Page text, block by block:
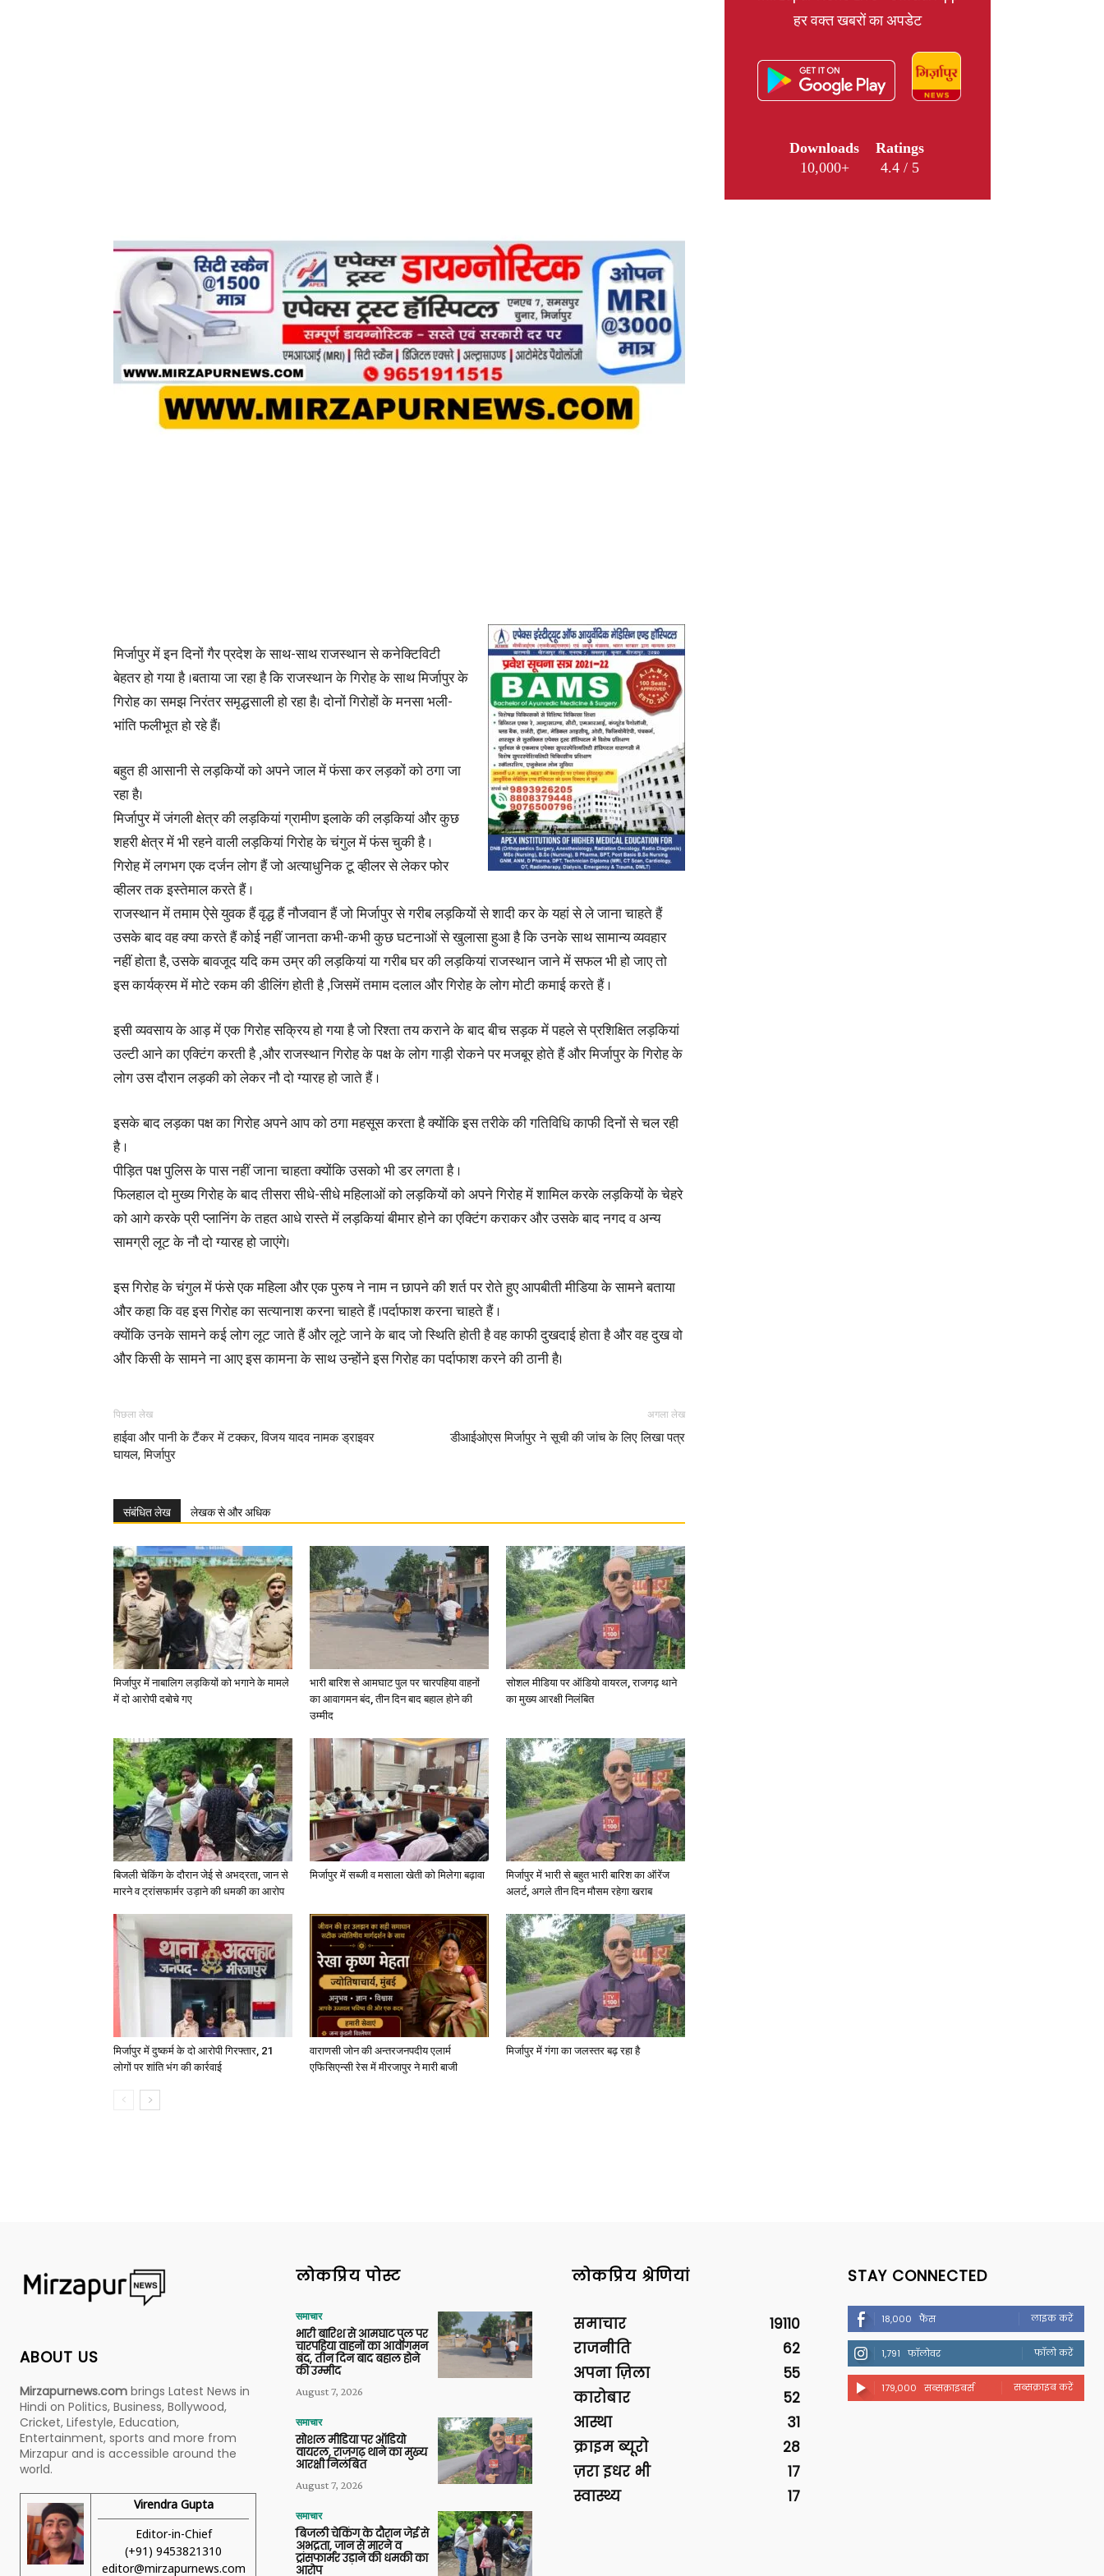
News
in
Today
Hindi
News
Paper
मिर्जापुर में इन दिनों गैर प्रदेश के साथ-साथ राजस्थान से कनेक्टिविटी
बेहतर हो गया है ।बताया जा रहा है कि राजस्थान के गिरोह के साथ मिर्जापुर के
गिरोह का समझ निरंतर समृद्धसाली हो रहा है। दोनों गिरोहों के मनसा भली-
भांति फलीभूत हो रहे हैं।
बहुत ही आसानी से लड़कियों को अपने जाल में फंसा कर लड़कों को ठगा जा
रहा है।
मिर्जापुर में जंगली क्षेत्र की लड़कियां ग्रामीण इलाके की लड़कियां और कुछ
शहरी क्षेत्र में भी रहने वाली लड़कियां गिरोह के चंगुल में फंस चुकी है ।
गिरोह में लगभग एक दर्जन लोग हैं जो अत्याधुनिक टू व्हीलर से लेकर फोर
व्हीलर तक इस्तेमाल करते हैं ।
राजस्थान में तमाम ऐसे युवक हैं वृद्ध हैं नौजवान हैं जो मिर्जापुर से गरीब लड़कियों से शादी कर के यहां से ले जाना चाहते हैं
उसके बाद वह क्या करते हैं कोई नहीं जानता कभी-कभी कुछ घटनाओं से खुलासा हुआ है कि उनके साथ सामान्य व्यवहार
नहीं होता है, उसके बावजूद यदि कम उम्र की लड़कियां या गरीब घर की लड़कियां राजस्थान जाने में सफल भी हो जाए तो
इस कार्यक्रम में मोटे रकम की डीलिंग होती है ,जिसमें तमाम दलाल और गिरोह के लोग मोटी कमाई करते हैं ।
इसी व्यवसाय के आड़ में एक गिरोह सक्रिय हो गया है जो रिश्ता तय कराने के बाद बीच सड़क में पहले से प्रशिक्षित लड़कियां
उल्टी आने का एक्टिंग करती है ,और राजस्थान गिरोह के पक्ष के लोग गाड़ी रोकने पर मजबूर होते हैं और मिर्जापुर के गिरोह के
लोग उस दौरान लड़की को लेकर नौ दो ग्यारह हो जाते हैं ।
इसके बाद लड़का पक्ष का गिरोह अपने आप को ठगा महसूस करता है क्योंकि इस तरीके की गतिविधि काफी दिनों से चल रही
है ।
पीड़ित पक्ष पुलिस के पास नहीं जाना चाहता क्योंकि उसको भी डर लगता है ।
फिलहाल दो मुख्य गिरोह के बाद तीसरा सीधे-सीधे महिलाओं को लड़कियों को अपने गिरोह में शामिल करके लड़कियों के चेहरे
को आगे करके प्री प्लानिंग के तहत आधे रास्ते में लड़कियां बीमार होने का एक्टिंग कराकर और उसके बाद नगद व अन्य
सामग्री लूट के नौ दो ग्यारह हो जाएंगे।
इस गिरोह के चंगुल में फंसे एक महिला और एक पुरुष ने नाम न छापने की शर्त पर रोते हुए आपबीती मीडिया के सामने बताया
और कहा कि वह इस गिरोह का सत्यानाश करना चाहते हैं ।पर्दाफाश करना चाहते हैं ।
क्योंकि उनके सामने कई लोग लूट जाते हैं और लूटे जाने के बाद जो स्थिति होती है वह काफी दुखदाई होता है और वह दुख वो
और किसी के सामने ना आए इस कामना के साथ उन्होंने इस गिरोह का पर्दाफाश करने की ठानी है।
पिछला लेख
हाईवा और पानी के टैंकर में टक्कर, विजय यादव नामक ड्राइवर
घायल, मिर्जापुर
अगला लेख
डीआईओएस मिर्जापुर ने सूची की जांच के लिए लिखा पत्र
संबंधित लेख लेखक से और अधिक
मिर्जापुर में नाबालिग लड़कियों को भगाने के मामले
में दो आरोपी दबोचे गए
भारी बारिश से आमघाट पुल पर चारपहिया वाहनों
का आवागमन बंद, तीन दिन बाद बहाल होने की
उम्मीद
सोशल मीडिया पर ऑडियो वायरल, राजगढ़ थाने
का मुख्य आरक्षी निलंबित
बिजली चेकिंग के दौरान जेई से अभद्रता, जान से
मारने व ट्रांसफार्मर उड़ाने की धमकी का आरोप
मिर्जापुर में सब्जी व मसाला खेती को मिलेगा बढ़ावा
मिर्जापुर में भारी से बहुत भारी बारिश का ऑरेंज
अलर्ट, अगले तीन दिन मौसम रहेगा खराब
मिर्जापुर में दुष्कर्म के दो आरोपी गिरफ्तार, 21
लोगों पर शांति भंग की कार्रवाई
वाराणसी जोन की अन्तरजनपदीय एलार्म
एफिसिएन्सी रेस में मीरजापुर ने मारी बाजी
मिर्जापुर में गंगा का जलस्तर बढ़ रहा है
हर वक्त खबरों का अपडेट
Downloads
10,000+
Ratings
4.4 / 5
ABOUT US
Mirzapurnews.com brings Latest News in
Hindi on Politics, Business, Bollywood,
Cricket, Lifestyle, Education,
Entertainment, sports and more from
Mirzapur and is accessible around the
world.
Virendra Gupta
Editor-in-Chief
(+91) 9453821310
editor@mirzapurnews.com
लोकप्रिय पोस्ट
समाचार
भारी बारिश से आमघाट पुल पर
चारपहिया वाहनों का आवागमन
बंद, तीन दिन बाद बहाल होने
की उम्मीद
August 7, 2026
समाचार
सोशल मीडिया पर ऑडियो
वायरल, राजगढ़ थाने का मुख्य
आरक्षी निलंबित
August 7, 2026
समाचार
बिजली चेकिंग के दौरान जेई से
अभद्रता, जान से मारने व
ट्रांसफार्मर उड़ाने की धमकी का
आरोप
लोकप्रिय श्रेणियां
समाचार
19110
राजनीति
62
अपना ज़िला
55
कारोबार
52
आस्था
31
क्राइम ब्यूरो
28
ज़रा इधर भी
17
स्वास्थ्य
17
STAY CONNECTED
18,000 फैंस लाइक करें
1,791 फॉलोवर फॉलो करें
179,000 सब्सक्राइबर्स सब्सक्राइब करें